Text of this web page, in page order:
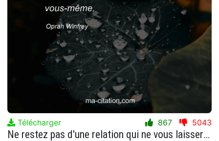
Télécharger 867 5043
Ne restez pas d'une relation qui ne vous laissera pas Ãªtre vous-mÃªme.